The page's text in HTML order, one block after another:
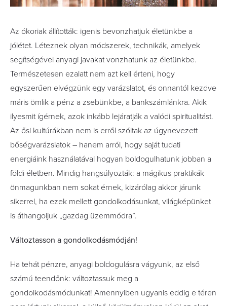
Az ókoriak állították: igenis bevonzhatjuk életünkbe a
jólétet. Léteznek olyan módszerek, technikák, amelyek
segítségével anyagi javakat vonzhatunk az életünkbe.
Természetesen ezalatt nem azt kell érteni, hogy
egyszerűen elvégzünk egy varázslatot, és onnantól kezdve
máris ömlik a pénz a zsebünkbe, a bankszámlánkra. Akik
ilyesmit ígérnek, azok inkább lejáratják a valódi spiritualitást.
Az ősi kultúrákban nem is erről szóltak az úgynevezett
bőségvarázslatok – hanem arról, hogy saját tudati
energiáink használatával hogyan boldogulhatunk jobban a
földi életben. Mindig hangsúlyozták: a mágikus praktikák
önmagunkban nem sokat érnek, kizárólag akkor járunk
sikerrel, ha ezek mellett gondolkodásunkat, világképünket
is áthangoljuk „gazdag üzemmódra”.
Változtasson a gondolkodásmódján!
Ha tehát pénzre, anyagi boldogulásra vágyunk, az első
számú teendőnk: változtassuk meg a
gondolkodásmódunkat! Amennyiben ugyanis eddig e téren